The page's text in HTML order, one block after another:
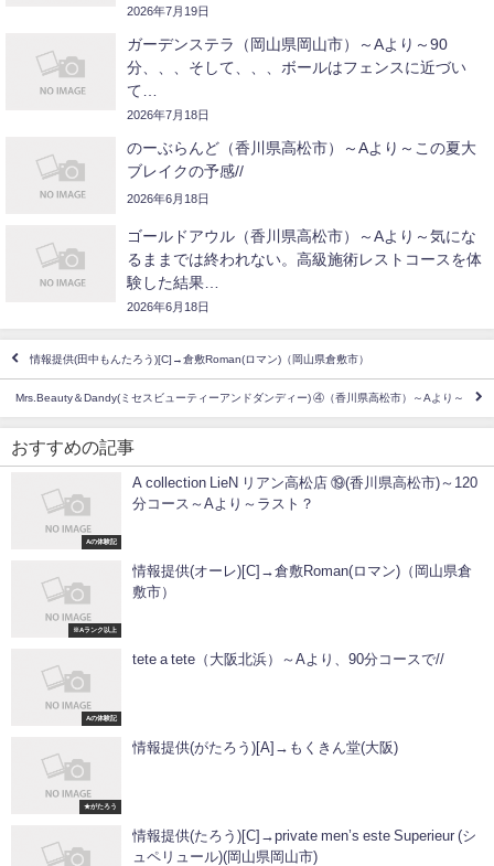
2026年7月19日
ガーデンステラ（岡山県岡山市）～Aより～90
分、、、そして、、、ボールはフェンスに近づい
て…
2026年7月18日
のーぶらんど（香川県高松市）～Aより～この夏大
ブレイクの予感//
2026年6月18日
ゴールドアウル（香川県高松市）～Aより～気にな
るままでは終われない。高級施術レストコースを体
験した結果…
2026年6月18日
情報提供(田中もんたろう)[C]→倉敷Roman(ロマン)（岡山県倉敷市）
Mrs.Beauty＆Dandy(ミセスビューティーアンドダンディー) ④（香川県高松市）～Aより～
おすすめの記事
Aの体験記
A collection LieN リアン高松店 ⑲(香川県高松市)～120
分コース～Aより～ラスト？
※Aランク以上
情報提供(オーレ)[C]→倉敷Roman(ロマン)（岡山県倉
敷市）
Aの体験記
tete a tete（大阪北浜）～Aより、90分コースで//
★がたろう
情報提供(がたろう)[A]→もくきん堂(大阪)
情報提供(たろう)[C]→private men’s este Superieur (シ
ュペリュール)(岡山県岡山市)